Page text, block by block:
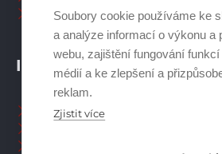
Soubory cookie používáme ke
a analýze informací o výkonu a
webu, zajištění fungování
médií a ke zlepšení a
reklam.
Zjistit více
INFORMACE
Naši pracovníci CZ
Ostatní příslušenství